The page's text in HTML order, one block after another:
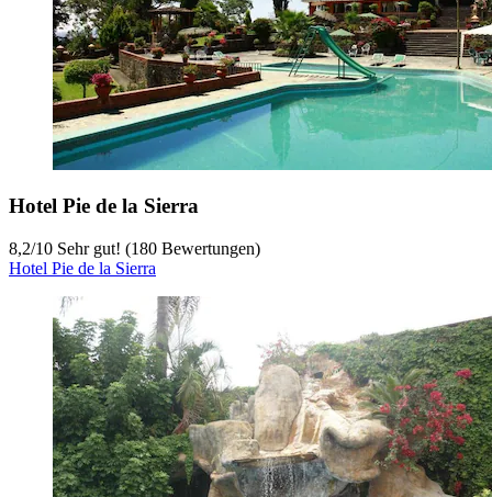
Hotel Pie de la Sierra
8,2/10 Sehr gut! (180 Bewertungen)
Hotel Pie de la Sierra